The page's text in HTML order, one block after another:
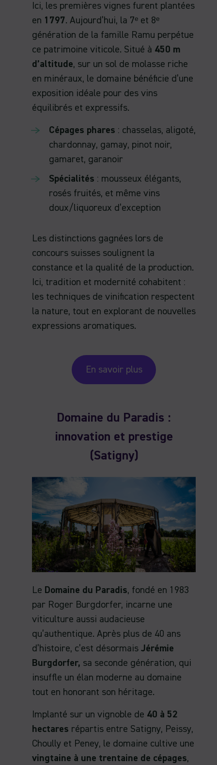
Ici, les premières vignes furent plantées
en 1797. Aujourd’hui, la 7ᵉ et 8ᵉ
génération de la famille Ramu perpétue
ce patrimoine viticole. Situé à 450 m
d’altitude, sur un sol de molasse riche
en minéraux, le domaine bénéficie d’une
exposition idéale pour des vins
équilibrés et expressifs.
Cépages phares : chasselas, aligoté,
chardonnay, gamay, pinot noir,
gamaret, garanoir
Spécialités : mousseux élégants,
rosés fruités, et même vins
doux/liquoreux d’exception
Les distinctions gagnées lors de
concours suisses soulignent la
constance et la qualité de la production.
Ici, tradition et modernité cohabitent :
les techniques de vinification respectent
la nature, tout en explorant de nouvelles
expressions aromatiques.
En savoir plus
Domaine du Paradis :
innovation et prestige
(Satigny)
Le Domaine du Paradis, fondé en 1983
par Roger Burgdorfer, incarne une
viticulture aussi audacieuse
qu’authentique. Après plus de 40 ans
d’histoire, c’est désormais Jérémie
Burgdorfer, sa seconde génération, qui
insuffle un élan moderne au domaine
tout en honorant son héritage.
Implanté sur un vignoble de 40 à 52
hectares répartis entre Satigny, Peissy,
Choully et Peney, le domaine cultive une
vingtaine à une trentaine de cépages,